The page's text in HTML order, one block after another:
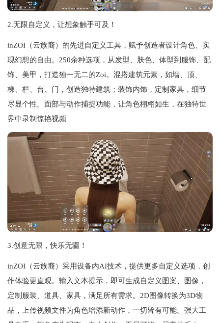
2.无限自定义，让想象触手可及！
inZOI（云族裔）的先进自定义工具，赋予创造者设计角色、实
现幻想的自由。250余种选项，从发型、肤色、体型到服饰、配
饰、美甲，打造独一无二的Zoi。混搭建筑元素，如墙、顶、
梯、栏、台、门，创造独特建筑；装饰内饰，定制家具，细节
尽显个性。面部与动作捕捉功能，让角色栩栩如生，在独特世
界中录制惊艳视频
3.创意无限，快乐无疆！
inZOI（云族裔）采用设备内AI技术，提供更多自定义选项，创
作体验更直观。输入文本提示，即可生成自定义图案、图像，
定制服装、道具、家具，满足所有需求。2D图像转换为3D物
品，上传视频文件为角色增添新动作，一切皆有可能。强大工